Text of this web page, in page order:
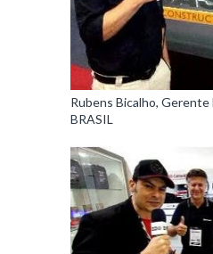
Rubens Bicalho, Gerente
BRASIL